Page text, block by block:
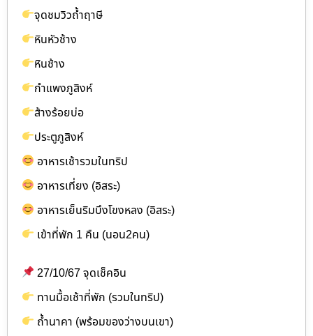
จุดชมวิวถ้ำฤาษี
หินหัวช้าง
หินช้าง
กำแพงภูสิงห์
ส้างร้อยบ่อ
ประตูภูสิงห์
อาหารเช้ารวมในทริป
อาหารเที่ยง (อิสระ)
อาหารเย็นริมบึงโขงหลง (อิสระ)
เข้าที่พัก 1 คืน (นอน2คน)
27/10/67 จุดเช็คอิน
ทานมื้อเช้าที่พัก (รวมในทริป)
ถ้ำนาคา (พร้อมของว่างบนเขา)